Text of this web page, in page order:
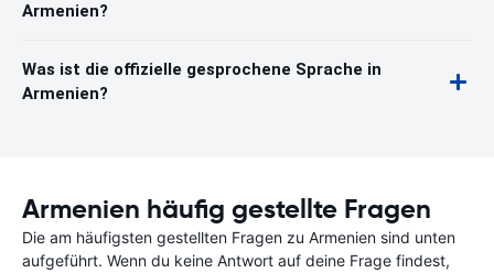
Armenien?
Was ist die offizielle gesprochene Sprache in
Armenien?
Armenien häufig gestellte Fragen
Die am häufigsten gestellten Fragen zu Armenien sind unten
aufgeführt. Wenn du keine Antwort auf deine Frage findest,